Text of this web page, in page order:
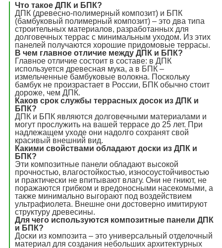
Что такое ДПК и БПК?
ДПК (древесно-полимерный композит) и БПК
(бамбуковый полимерный композит) – это два типа
строительных материалов, разработанных для
долговечных террас с минимальным уходом. Из этих
панелей получаются хорошие придомовые террасы.
В чем главное отличие между ДПК и БПК?
Главное отличие состоит в составе: в ДПК
используется древесная мука, а в БПК –
измельченные бамбуковые волокна. Поскольку
бамбук не произрастает в России, БПК обычно стоит
дороже, чем ДПК.
Каков срок службы террасных досок из ДПК и
БПК?
ДПК и БПК являются долговечными материалами и
могут прослужить на вашей террасе до 25 лет. При
надлежащем уходе они надолго сохранят свой
красивый внешний вид.
Какими свойствами обладают доски из ДПК и
БПК?
Эти композитные панели обладают высокой
прочностью, влагостойкостью, износоустойчивостью
и практически не впитывают влагу. Они не гниют, не
поражаются грибком и вредоносными насекомыми, а
также минимально выгорают под воздействием
ультрафиолета. Внешне они достоверно имитируют
структуру древесины.
Для чего используются композитные панели ДПК
и БПК?
Доски из композита – это универсальный отделочный
материал для создания небольших архитектурных